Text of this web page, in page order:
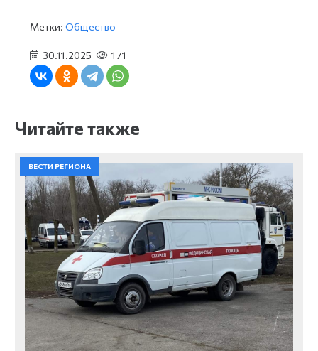
Метки: Общество
30.11.2025 171
Читайте также
ВЕСТИ РЕГИОНА